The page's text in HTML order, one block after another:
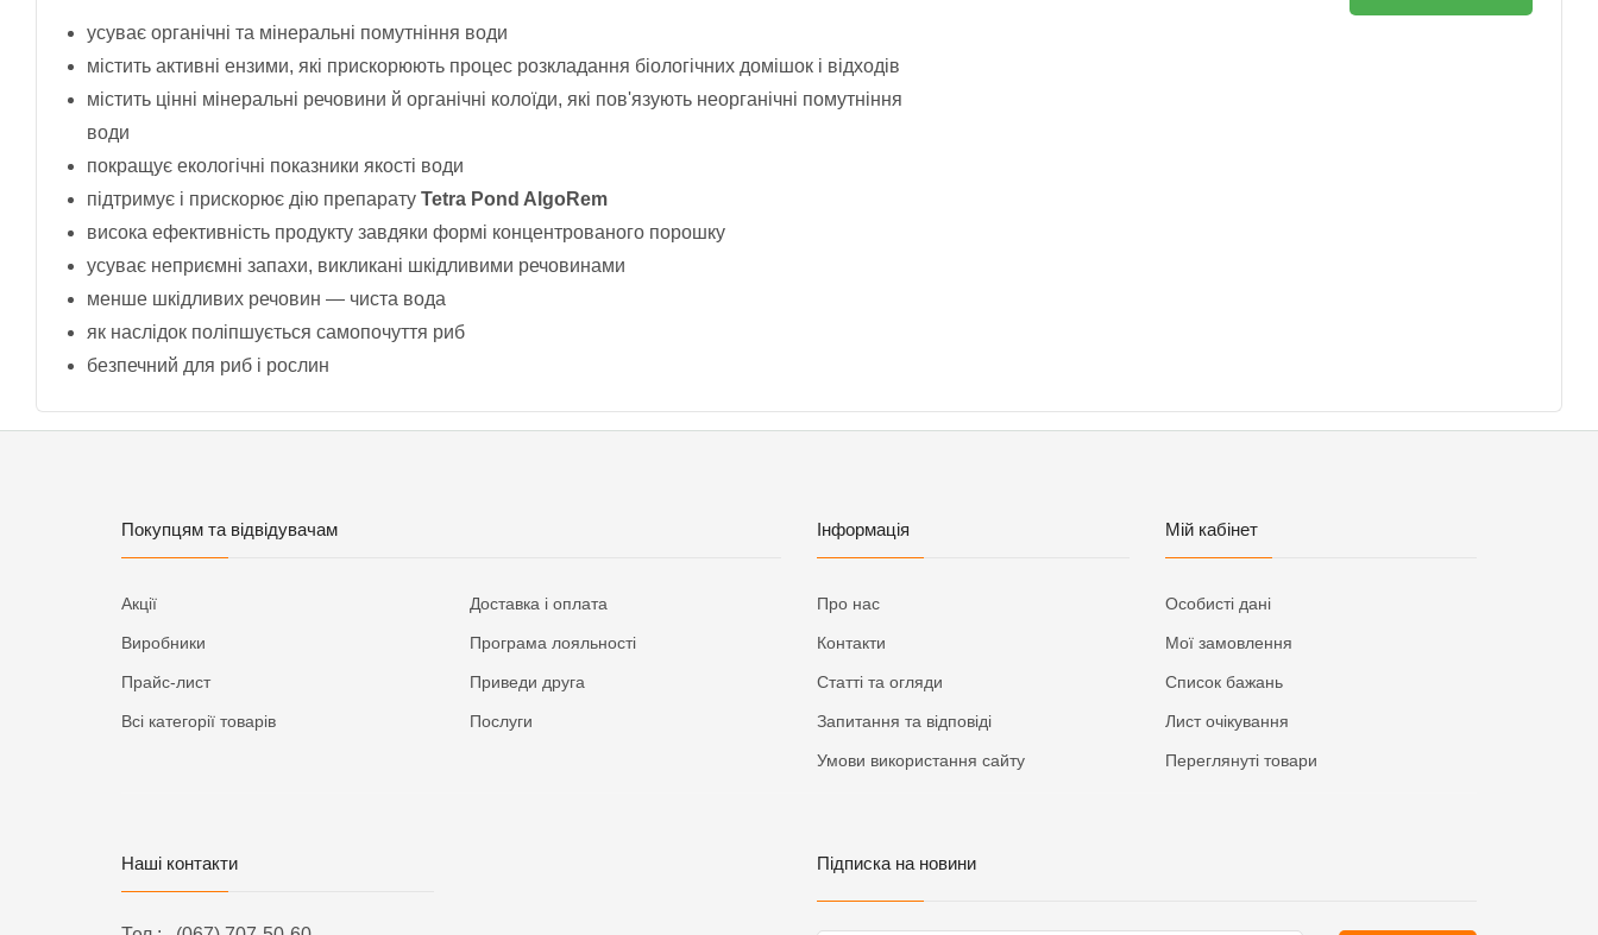
усуває органічні та мінеральні помутніння води
містить активні ензими, які прискорюють процес розкладання біологічних домішок і відходів
містить цінні мінеральні речовини й органічні колоїди, які пов'язують неорганічні помутніння
води
покращує екологічні показники якості води
підтримує і прискорює дію препарату Tetra Pond AlgoRem
висока ефективність продукту завдяки формі концентрованого порошку
усуває неприємні запахи, викликані шкідливими речовинами
менше шкідливих речовин — чиста вода
як наслідок поліпшується самопочуття риб
безпечний для риб і рослин
Покупцям та відвідувачам
Акції
Виробники
Прайс-лист
Всі категорії товарів
Доставка і оплата
Програма лояльності
Приведи друга
Послуги
Інформація
Про нас
Контакти
Статті та огляди
Запитання та відповіді
Умови використання сайту
Мій кабінет
Особисті дані
Мої замовлення
Список бажань
Лист очікування
Переглянуті товари
Наші контакти Підписка на новини